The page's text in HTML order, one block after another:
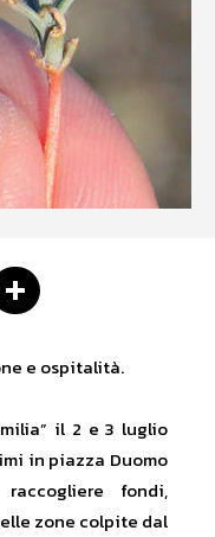
e ospitalità.
il 2 e 3 luglio
in piazza Duomo
fondi,
zone colpite dal